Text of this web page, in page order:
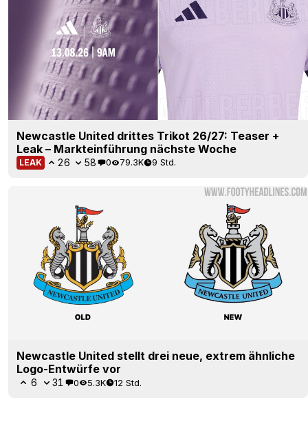
Newcastle United drittes Trikot 26/27: Teaser +
Leak – Markteinführung nächste Woche
LEAK 26 58 0 79.3K 9 Std.
Newcastle United stellt drei neue, extrem ähnliche
Logo-Entwürfe vor
6 31 0 5.3K 12 Std.